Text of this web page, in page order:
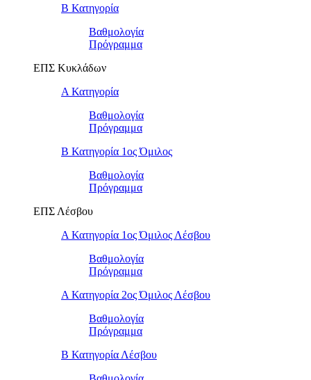
Β Κατηγορία
Βαθμολογία
Πρόγραμμα
ΕΠΣ Κυκλάδων
Α Κατηγορία
Βαθμολογία
Πρόγραμμα
Β Κατηγορία 1ος Όμιλος
Βαθμολογία
Πρόγραμμα
ΕΠΣ Λέσβου
Α Κατηγορία 1ος Όμιλος Λέσβου
Βαθμολογία
Πρόγραμμα
Α Κατηγορία 2ος Όμιλος Λέσβου
Βαθμολογία
Πρόγραμμα
B Κατηγορία Λέσβου